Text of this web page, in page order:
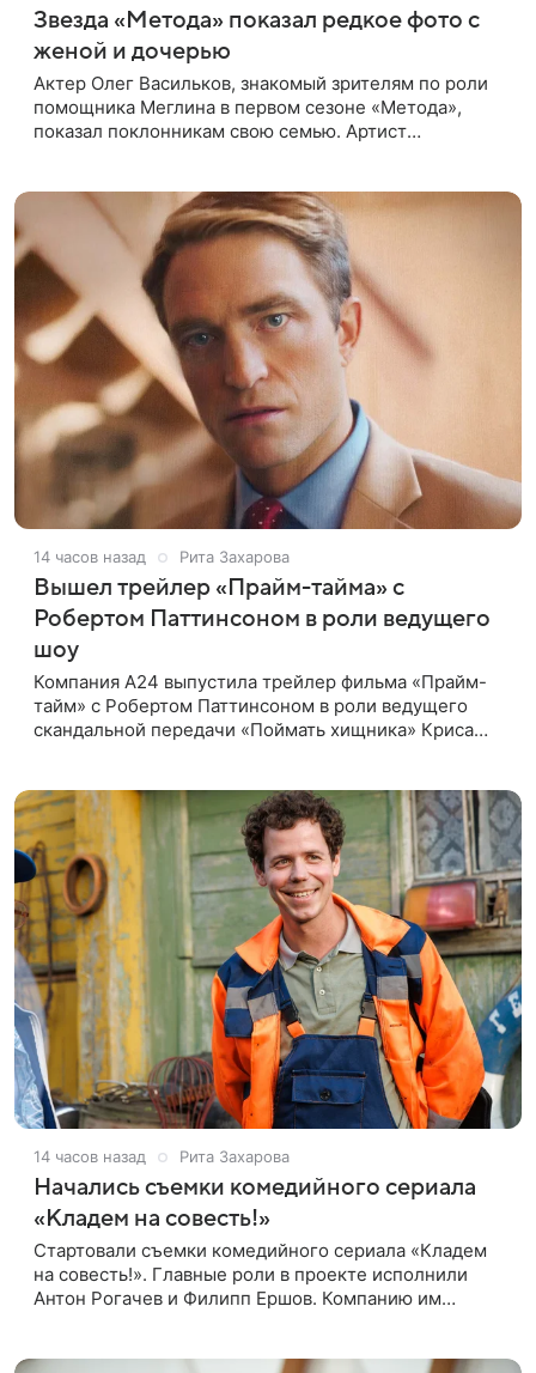
Звезда «Метода» показал редкое фото с
женой и дочерью
Актер Олег Васильков, знакомый зрителям по роли
помощника Меглина в первом сезоне «Метода»,
показал поклонникам свою семью. Артист
14 часов назад Рита Захарова
Вышел трейлер «Прайм-тайма» с
Робертом Паттинсоном в роли ведущего
шоу
Компания A24 выпустила трейлер фильма «Прайм-
тайм» с Робертом Паттинсоном в роли ведущего
скандальной передачи «Поймать хищника» Криса
14 часов назад Рита Захарова
Начались съемки комедийного сериала
«Кладем на совесть!»
Стартовали съемки комедийного сериала «Кладем
на совесть!». Главные роли в проекте исполнили
Антон Рогачев и Филипп Ершов. Компанию им